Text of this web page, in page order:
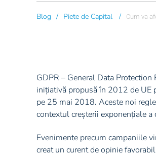
Blog / Piete de Capital / Cum va
GDPR – General Data
inițiativă propusă în 2012 de UE
pe 25 mai 2018. Aceste noi
contextul creșterii exponențiale
Evenimente precum campaniile
creat un curent de opinie